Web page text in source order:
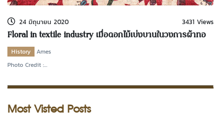
Twitter
Channel Youtube
24 มิถุนายน 2020 3431 Views
Floral in textile industry เมื่อดอกไม้เบ่งบานในวงการผ้าทอ
History
Ames
Photo Credit :
Most Visted Posts